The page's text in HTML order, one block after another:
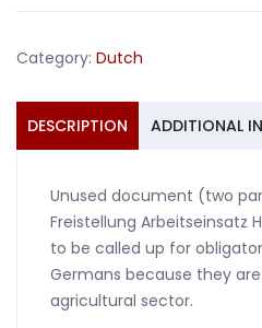
quantity
Category: Dutch
DESCRIPTION ADDITIONAL
Unused document (two
Freistellung Arbeitseinsatz
to be called up for
Germans because they
agricultural sector.